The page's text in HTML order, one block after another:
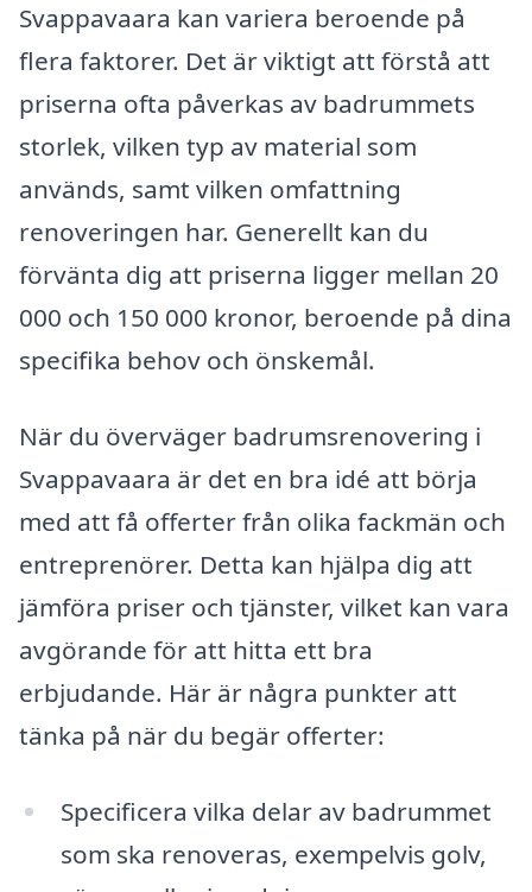
Svappavaara kan variera beroende på
flera faktorer. Det är viktigt att förstå att
priserna ofta påverkas av badrummets
storlek, vilken typ av material som
används, samt vilken omfattning
renoveringen har. Generellt kan du
förvänta dig att priserna ligger mellan 20
000 och 150 000 kronor, beroende på dina
specifika behov och önskemål.
När du överväger badrumsrenovering i
Svappavaara är det en bra idé att börja
med att få offerter från olika fackmän och
entreprenörer. Detta kan hjälpa dig att
jämföra priser och tjänster, vilket kan vara
avgörande för att hitta ett bra
erbjudande. Här är några punkter att
tänka på när du begär offerter:
Specificera vilka delar av badrummet
som ska renoveras, exempelvis golv,